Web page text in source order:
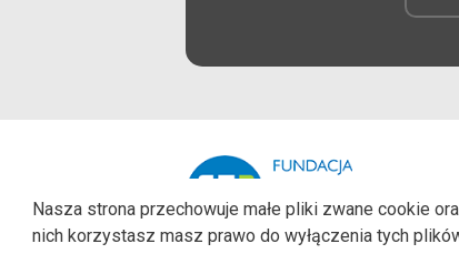
Nasza strona przechowuje małe pliki zwane cookie
nich korzystasz masz prawo do wyłączenia tych